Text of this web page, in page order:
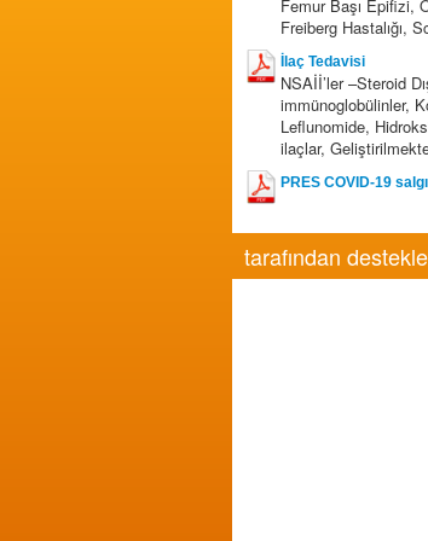
Femur Başı Epifizi,
Freiberg Hastalığı,
İlaç Tedavisi
NSAİİ’ler –Steroid
immünoglobülinler,
Leflunomide,
ilaçlar,
PRES COVID-19
tarafından